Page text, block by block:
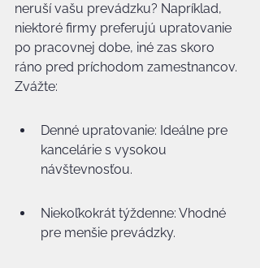
neruší vašu prevádzku? Napríklad,
niektoré firmy preferujú upratovanie
po pracovnej dobe, iné zas skoro
ráno pred príchodom zamestnancov.
Zvážte:
Denné upratovanie: Ideálne pre
kancelárie s vysokou
návštevnosťou.
Niekoľkokrát týždenne: Vhodné
pre menšie prevádzky.